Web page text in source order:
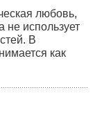
любовь,
не использует
В
как